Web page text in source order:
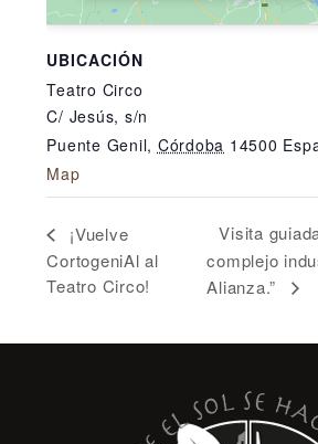
UBICACIÓN
Teatro Circo
C/ Jesús, s/n
Puente Genil, Córdoba 14500
Map
¡Vuelve
CortogeniAl al
Teatro Circo!
Visita
complejo
Alianza.”